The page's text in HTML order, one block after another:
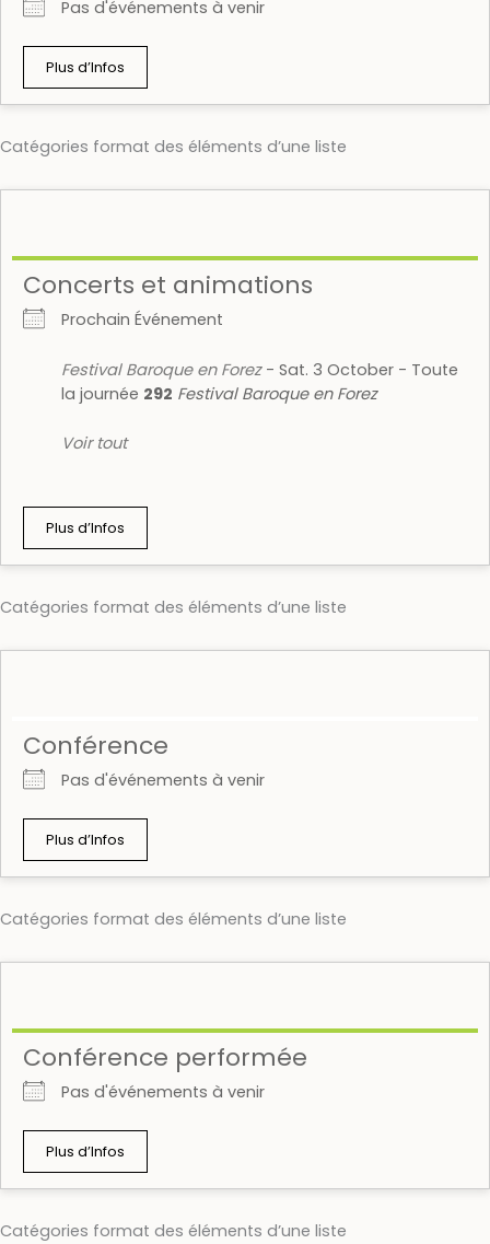
Pas d'événements à venir
Plus d’Infos
Catégories format des éléments d’une liste
Concerts et animations
Prochain Événement
Festival Baroque en Forez- Sat. 3 October - Toute
la journée 292 Festival Baroque en Forez
Voir tout
Plus d’Infos
Catégories format des éléments d’une liste
Conférence
Pas d'événements à venir
Plus d’Infos
Catégories format des éléments d’une liste
Conférence performée
Pas d'événements à venir
Plus d’Infos
Catégories format des éléments d’une liste